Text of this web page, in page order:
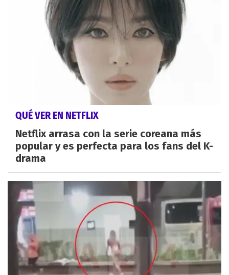
QUÉ VER EN NETFLIX
Netflix arrasa con la serie coreana más
popular y es perfecta para los fans del K-
drama